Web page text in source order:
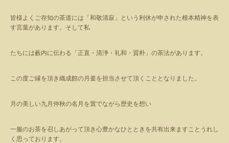
皆様よくご存知の茶道には「和敬清寂」という利休が申された根本精神を表
す言葉があります。そして私
たちには藪内に伝わる「正直・清浄・礼和・質朴」の茶法があります。
この度ご縁を頂き織成館の月釜を担当させて頂くこととなりました。
月の美しい九月仲秋の名月を賞でながら歴史を想い
一服のお茶を召しあがって頂き心豊かなひとときを共有出来ますことうれし
く思っております。